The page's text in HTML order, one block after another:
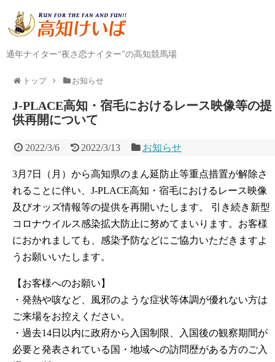
通年ナイター“夜さ恋ナイター”の高知競馬場
トップ お知らせ
J-PLACE高知・宿毛におけるレース映像等の提
供再開について
2022/3/6 2022/3/13 お知らせ
3月7日（月）から高知県のまん延防止等重点措置が解除さ
れることに伴い、J-PLACE高知・宿毛におけるレース映像
及びオッズ情報等の提供を再開いたします。 引き続き新型
コロナウイルス感染拡大防止に努めてまいります。お客様
におかれましても、感染予防などにご協力いただきますよ
うお願いいたします。
【お客様へのお願い】
・発熱や咳など、風邪のような症状等体調が優れない方は
ご来場をお控えください。
・過去14日以内に政府から入国制限、入国後の観察期間が
必要と発表されている国・地域への訪問歴がある方のご入